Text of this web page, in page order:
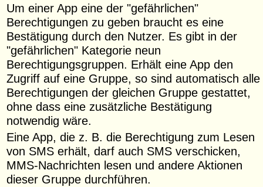
Um einer App eine der "gefährlichen"
Berechtigungen zu geben braucht es eine
Bestätigung durch den Nutzer. Es gibt in der
"gefährlichen" Kategorie neun
Berechtigungsgruppen. Erhält eine App den
Zugriff auf eine Gruppe, so sind automatisch alle
Berechtigungen der gleichen Gruppe gestattet,
ohne dass eine zusätzliche Bestätigung
notwendig wäre.
Eine App, die z. B. die Berechtigung zum Lesen
von SMS erhält, darf auch SMS verschicken,
MMS-Nachrichten lesen und andere Aktionen
dieser Gruppe durchführen.